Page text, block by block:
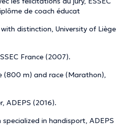
de coach éducat
distinction, University of Liège
France (2007).
(800 m) and race (Marathon),
ADEPS (2016).
in handisport, ADEPS